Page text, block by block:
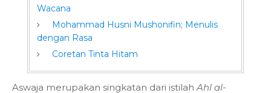
Wacana
Mohammad Husni Mushonifin; Menulis
dengan Rasa
Coretan Tinta Hitam
Aswaja merupakan singkatan dari istilahAhl al-